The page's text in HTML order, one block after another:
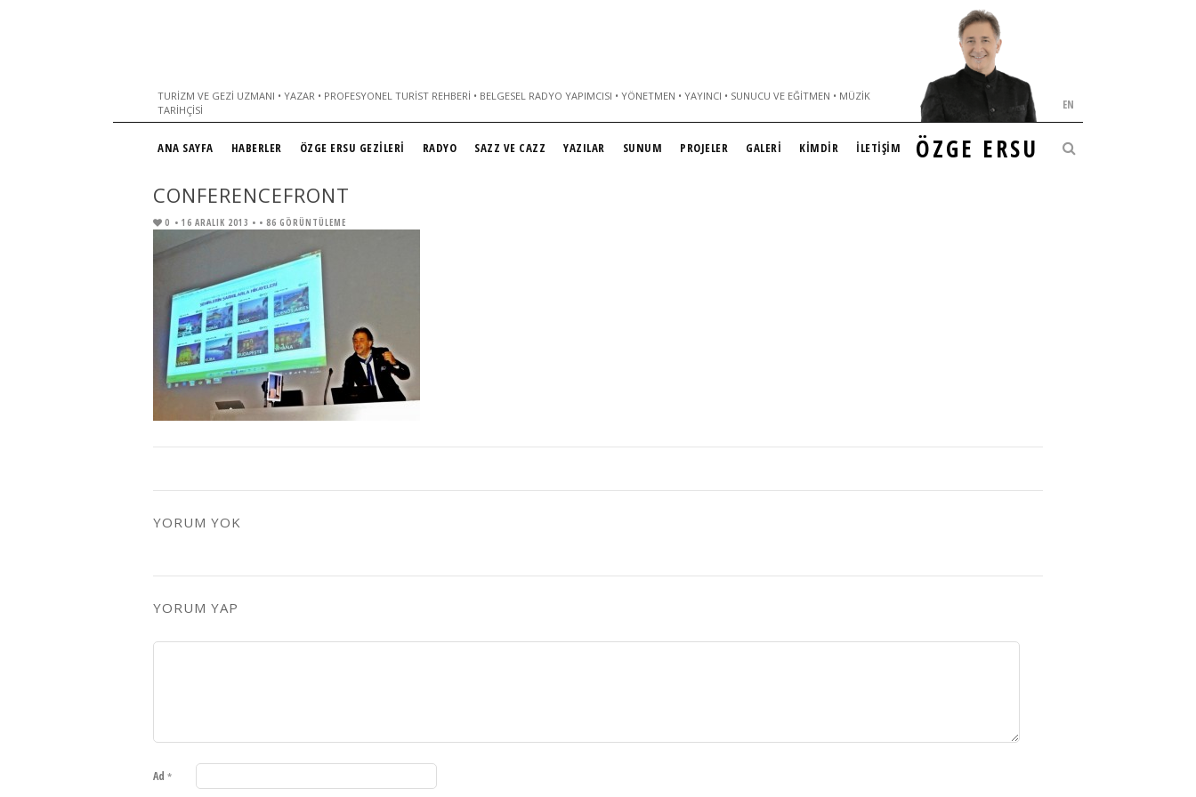
TURIZM VE GEZI UZMANI • YAZAR • PROFESYONEL TURIST REHBERI • BELGESEL RADYO YAPIMCISI • YÖNETMEN • YAYINCI • SUNUCU VE EĞITMEN • MÜZIK
TARIHÇISI
ÖZGE ERSU
EN
ANA SAYFA HABERLER ÖZGE ERSU GEZİLERİ RADYO SAZZ VE CAZZ YAZILAR SUNUM PROJELER GALERİ KİMDİR İLETİŞİM
CONFERENCEFRONT
0 • 16 ARALIK 2013 • • 86 GÖRÜNTÜLEME
YORUM YOK
YORUM YAP
Ad *